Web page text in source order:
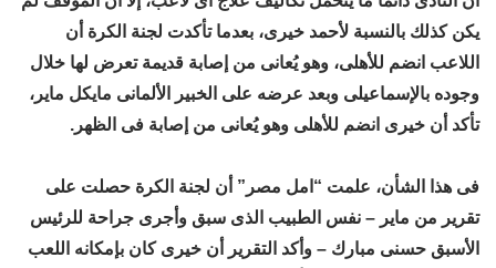
يكن كذلك بالنسبة لأحمد خيرى، بعدما تأكدت لجنة الكرة أن
اللاعب انضم للأهلى، وهو يُعانى من إصابة قديمة تعرض لها خلال
وجوده بالإسماعيلى وبعد عرضه على الخبير الألمانى مايكل ماير،
تأكد أن خيرى انضم للأهلى وهو يُعانى من إصابة فى الظهر.
فى هذا الشأن، علمت “امل مصر” أن لجنة الكرة حصلت على
تقرير من ماير – نفس الطبيب الذى سبق وأجرى جراحة للرئيس
الأسبق حسنى مبارك – وأكد التقرير أن خيرى كان بإمكانه اللعب